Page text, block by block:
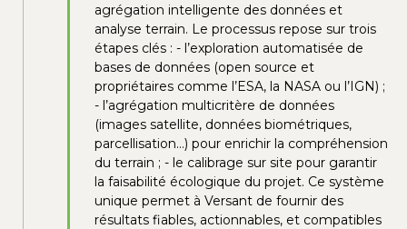
agrégation intelligente des données et
analyse terrain. Le processus repose sur trois
étapes clés : - l’exploration automatisée de
bases de données (open source et
propriétaires comme l’ESA, la NASA ou l’IGN) ;
- l’agrégation multicritère de données
(images satellite, données biométriques,
parcellisation…) pour enrichir la compréhension
du terrain ; - le calibrage sur site pour garantir
la faisabilité écologique du projet. Ce système
unique permet à Versant de fournir des
résultats fiables, actionnables, et compatibles